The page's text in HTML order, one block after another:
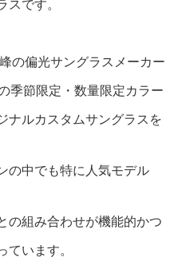
の偏光サングラスメーカー
季節限定・数量限定カラー
ナルカスタムサングラスを
の中でも特に人気モデル
の組み合わせが機能的かつ
います。